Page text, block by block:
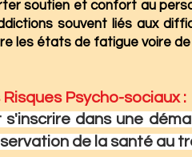
soutien et confort au
souvent liés aux
les états de fatigue voire de
Psycho-sociaux :
s'inscrire dans une
de la santé au